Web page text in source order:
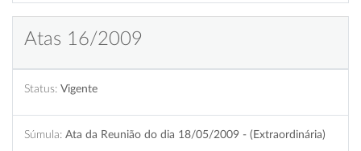
Atas 16/2009
Status: Vigente
Súmula: Ata da Reunião do dia 18/05/2009 - (Extraordinária)